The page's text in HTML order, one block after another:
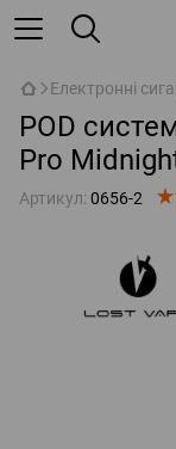
Електронні
POD
Pro
Артикул: 0656-2